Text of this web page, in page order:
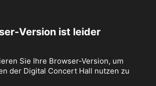
Version ist leider
Sie Ihre Browser-Version, um
der Digital Concert Hall nutzen zu